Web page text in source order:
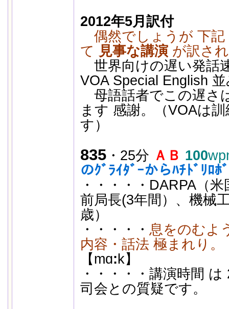
2012年5月訳付
偶然でしょうが 下
て 見事な講演が訳さ
世界向けの遅い発話
VOA Special English
母語話者でこの遅さ
ます 感謝。（VOAは
す）
835・25分 ＡＢ 100
のｸﾞﾗｲﾀﾞｰからﾊﾁﾄﾞﾘﾛﾎ
・・・・・DARPA（
前局長(3年間）、機械
歳）
・・・・・ 息をのむよ
内容・話法 極まれり。
【mɑ: k】
・・・・・講演時間
司会との質疑です。